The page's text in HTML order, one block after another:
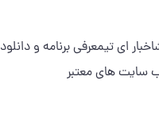
ای تیمعرفی برنامه و دانلود
سایت های معتبر